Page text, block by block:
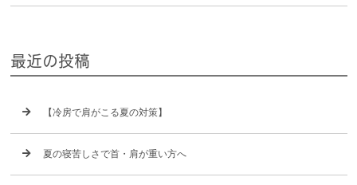
最近の投稿
【冷房で肩がこる夏の対策】
夏の寝苦しさで首・肩が重い方へ